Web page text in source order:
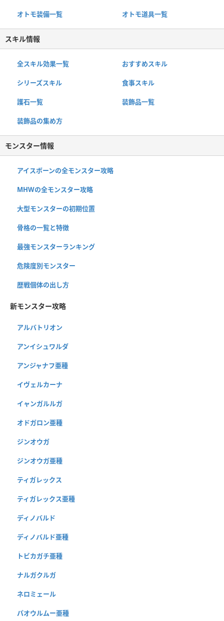
オトモ装備一覧 オトモ道具一覧
スキル情報
全スキル効果一覧 おすすめスキル
シリーズスキル 食事スキル
護石一覧 装飾品一覧
装飾品の集め方
モンスター情報
アイスボーンの全モンスター攻略
MHWの全モンスター攻略
大型モンスターの初期位置
骨格の一覧と特徴
最強モンスターランキング
危険度別モンスター
歴戦個体の出し方
新モンスター攻略
アルバトリオン
アンイシュワルダ
アンジャナフ亜種
イヴェルカーナ
イャンガルルガ
オドガロン亜種
ジンオウガ
ジンオウガ亜種
ティガレックス
ティガレックス亜種
ディノバルド
ディノバルド亜種
トビカガチ亜種
ナルガクルガ
ネロミェール
パオウルムー亜種